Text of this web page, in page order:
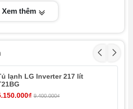
lạnh độc lập
bộ lọc tinh thể Ag+
thực phẩm
-30°C (Ultra-low temperature)
kép thế hệ mới
thuật.
Kumo, chiếc tủ lạnh này
áng mây bồng bềnh. Với
Xem thêm
lạnh LG Inverter 217 lít
9.400.000₫